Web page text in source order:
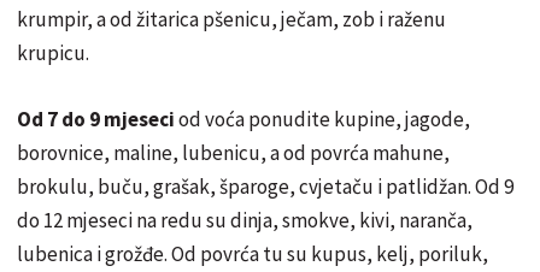
krumpir, a od žitarica pšenicu, ječam, zob i raženu
krupicu.
Od 7 do 9 mjeseciod voća ponudite kupine, jagode,
borovnice, maline, lubenicu, a od povrća mahune,
brokulu, buču, grašak, šparoge, cvjetaču i patlidžan. Od 9
do 12 mjeseci na redu su dinja, smokve, kivi, naranča,
lubenica i grožđe. Od povrća tu su kupus, kelj, poriluk,